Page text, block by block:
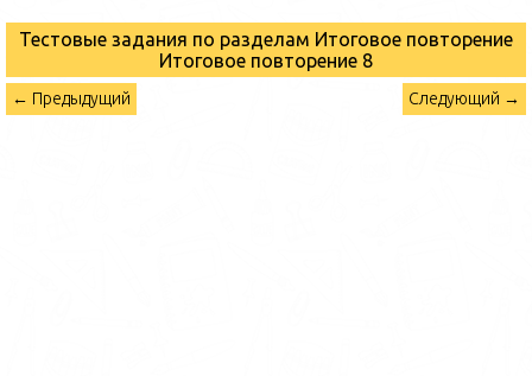
Тестовые задания по разделам Итоговое повторение
Итоговое повторение 8
← Предыдущий Следующий →